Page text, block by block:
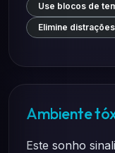
Use blocos de
Elimine
Ambiente
Este sonho